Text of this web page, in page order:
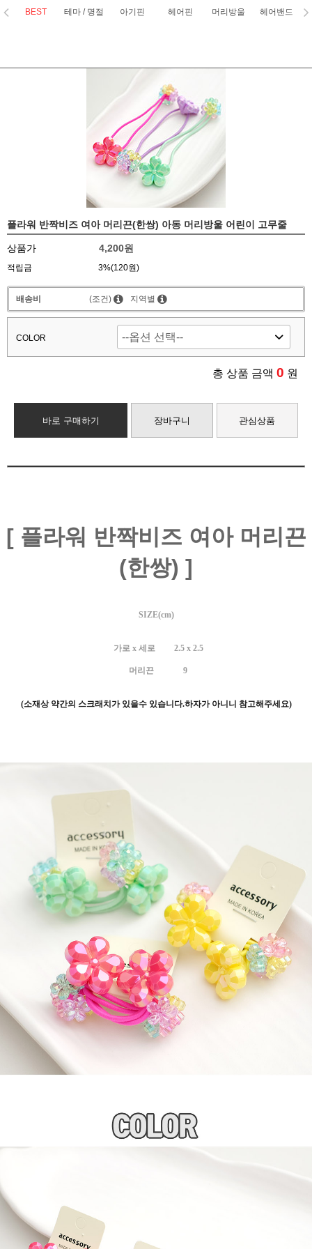
BEST 테마 / 명절 아기핀 헤어핀 머리방울 헤어밴드
플라워 반짝비즈 여아 머리끈(한쌍) 아동 머리방울 어린이 고무줄
상품가 4,200원
적립금 3%(120원)
배송비 (조건) 지역별
COLOR
총 상품 금액 0 원
바로 구매하기 장바구니 관심상품
[ 플라워 반짝비즈 여아 머리끈
(한쌍) ]
SIZE(cm)
가로 x 세로 2.5 x 2.5
머리끈 9
(소재상 약간의 스크래치가 있을수 있습니다.하자가 아니니 참고해주세요)